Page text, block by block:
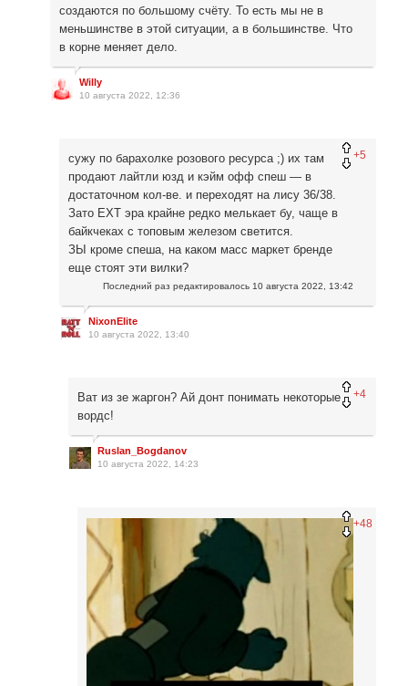
создаются по большому счёту. То есть мы не в
меньшинстве в этой ситуации, а в большинстве. Что
в корне меняет дело.
Willy
10 августа 2022, 12:36
+5
сужу по барахолке розового ресурса ;) их там
продают лайтли юзд и кэйм офф спеш — в
достаточном кол-ве. и переходят на лису 36/38.
Зато ЕХТ эра крайне редко мелькает бу, чаще в
байкчеках с топовым железом светится.
ЗЫ кроме спеша, на каком масс маркет бренде
еще стоят эти вилки?
Последний раз редактировалось 10 августа 2022, 13:42
NixonElite
10 августа 2022, 13:40
+4
Ват из зе жаргон? Ай донт понимать некоторые
вордс!
Ruslan_Bogdanov
10 августа 2022, 14:23
+48